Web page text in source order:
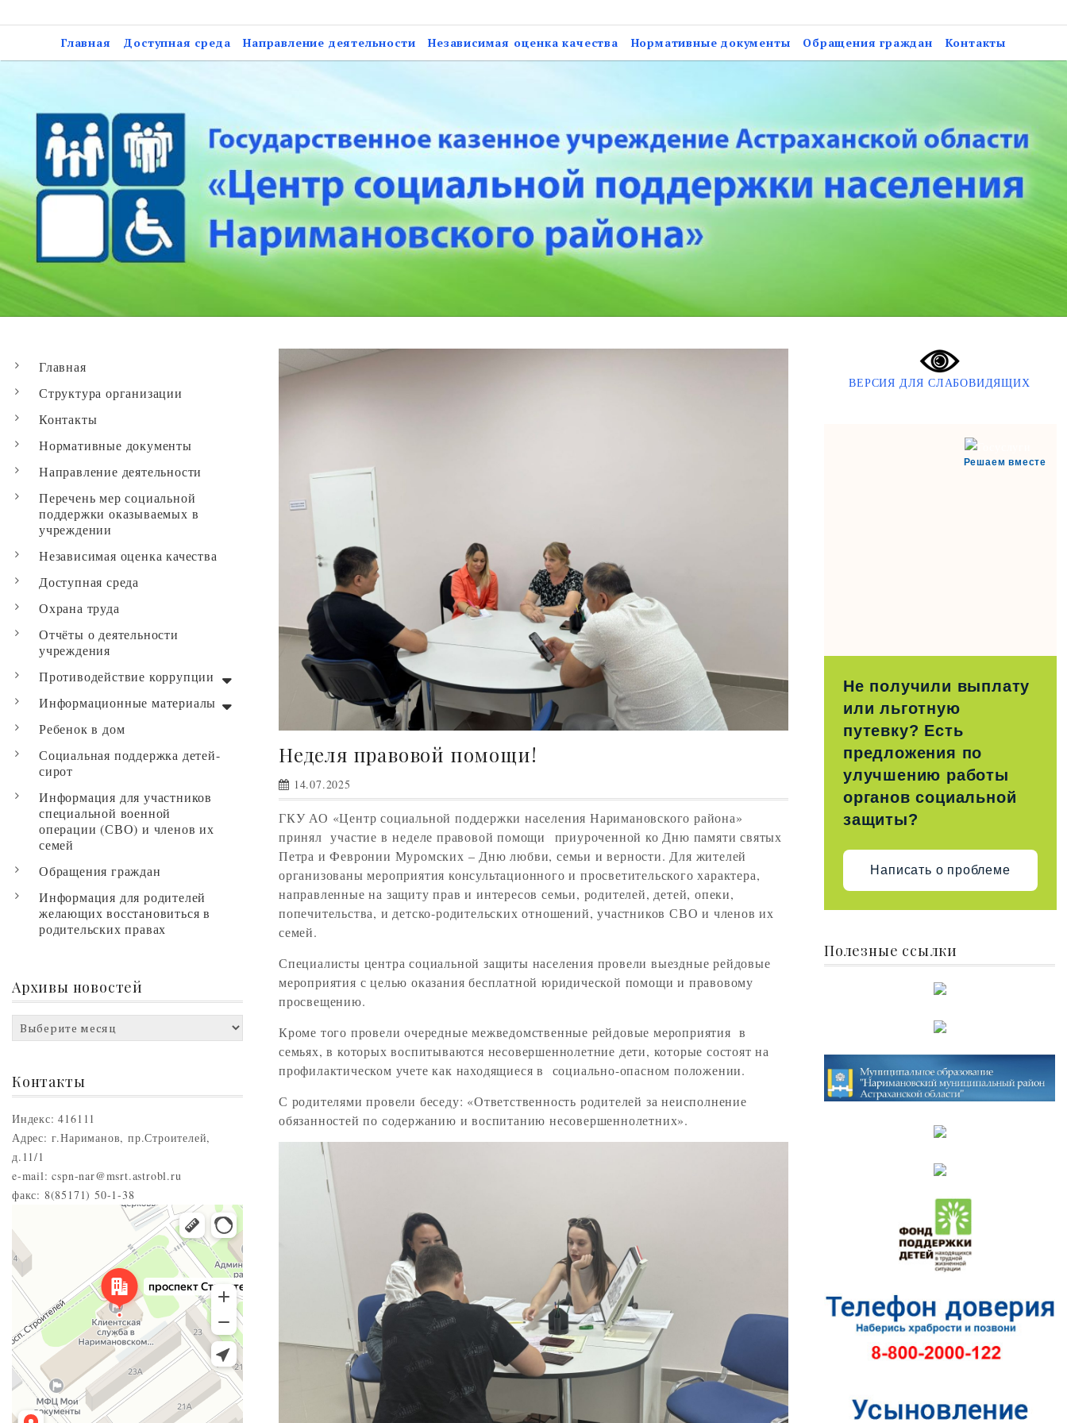
to
Государственное казенное учреждение Астраханской области «Центр
социальной поддержки населения Наримановского района»
Главная Доступная среда Направление деятельности Независимая оценка качества Нормативные документы Обращения граждан Контакты
Неделя правовой помощи!
14.07.2025
ГКУ АО «Центр социальной поддержки населения Наримановского района»
принял участие в неделе правовой помощи приуроченной ко Дню памяти святых
Петра и Февронии Муромских – Дню любви, семьи и верности. Для жителей
организованы мероприятия консультационного и просветительского характера,
направленные на защиту прав и интересов семьи, родителей, детей, опеки,
попечительства, и детско-родительских отношений, участников СВО и членов их
семей.
Специалисты центра социальной защиты населения провели выездные рейдовые
мероприятия с целью оказания бесплатной юридической помощи и правовому
просвещению.
Кроме того провели очередные межведомственные рейдовые мероприятия в
семьях, в которых воспитываются несовершеннолетние дети, которые состоят на
профилактическом учете как находящиеся в социально-опасном положении.
С родителями провели беседу: «Ответственность родителей за неисполнение
обязанностей по содержанию и воспитанию несовершеннолетних».
Главная
Структура организации
Контакты
Нормативные документы
Направление деятельности
Перечень мер социальной
поддержки оказываемых в
учреждении
Независимая оценка качества
Доступная среда
Охрана труда
Отчёты о деятельности
учреждения
Противодействие коррупции
Информационные материалы
Ребенок в дом
Социальная поддержка детей-
сирот
Информация для участников
специальной военной
операции (СВО) и членов их
семей
Обращения граждан
Информация для родителей
желающих восстановиться в
родительских правах
Архивы новостей
Архивы
новостей
Контакты
Индекс: 416111
Адрес: г.Нариманов, пр.Строителей,
д.11/1
e-mail: cspn-nar@msrt.astrobl.ru
факс: 8(85171) 50-1-38
Проспект Строителей, 5 — Яндекс.Карты
ВЕРСИЯ ДЛЯ СЛАБОВИДЯЩИХ
Решаем вместе
Не получили выплату
или льготную
путевку? Есть
предложения по
улучшению работы
органов социальной
защиты?
Написать о проблеме
Полезные ссылки